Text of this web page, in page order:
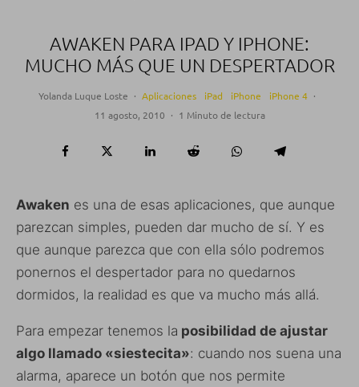
AWAKEN PARA IPAD Y IPHONE:
MUCHO MÁS QUE UN DESPERTADOR
Yolanda Luque Loste · Aplicaciones iPad iPhone iPhone 4 ·
11 agosto, 2010 · 1 Minuto de lectura
Awaken es una de esas aplicaciones, que aunque
parezcan simples, pueden dar mucho de sí. Y es
que aunque parezca que con ella sólo podremos
ponernos el despertador para no quedarnos
dormidos, la realidad es que va mucho más allá.
Para empezar tenemos la posibilidad de ajustar
algo llamado «siestecita»: cuando nos suena una
alarma, aparece un botón que nos permite